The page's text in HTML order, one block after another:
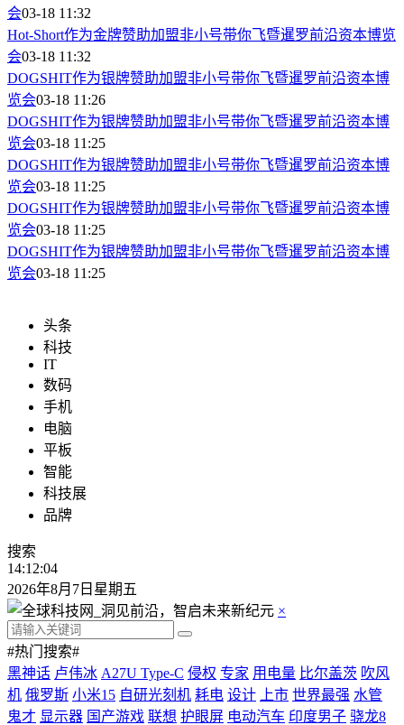
会03-18 11:32
Hot-Short作为金牌赞助加盟非小号带你飞暨暹罗前沿资本博览
会03-18 11:32
DOGSHIT作为银牌赞助加盟非小号带你飞暨暹罗前沿资本博
览会03-18 11:26
DOGSHIT作为银牌赞助加盟非小号带你飞暨暹罗前沿资本博
览会03-18 11:25
DOGSHIT作为银牌赞助加盟非小号带你飞暨暹罗前沿资本博
览会03-18 11:25
DOGSHIT作为银牌赞助加盟非小号带你飞暨暹罗前沿资本博
览会03-18 11:25
DOGSHIT作为银牌赞助加盟非小号带你飞暨暹罗前沿资本博
览会03-18 11:25
头条
科技
IT
数码
手机
电脑
平板
智能
科技展
品牌
搜索
14:12:05
2026年8月7日星期五
×
#热门搜索#
黑神话 卢伟冰 A27U Type-C 侵权 专家 用电量 比尔盖茨 吹风
机 俄罗斯 小米15 自研光刻机 耗电 设计 上市 世界最强 水管
鬼才 显示器 国产游戏 联想 护眼屏 电动汽车 印度男子 骁龙8